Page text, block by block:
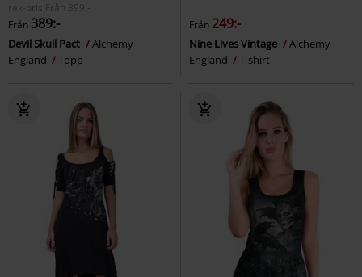
rek-pris
Från
399:-
Från 389:-
Devil Skull Pact
Alchemy
England
Topp
Från 249:-
Nine Lives Vintage
Alchemy
England
T-shirt